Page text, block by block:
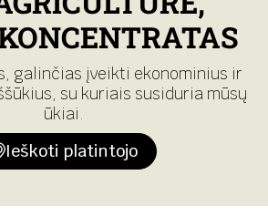
galinčias įveikti ekonominius ir
su kuriais susiduria mūsų
ūkiai.
Ieškoti platintojo